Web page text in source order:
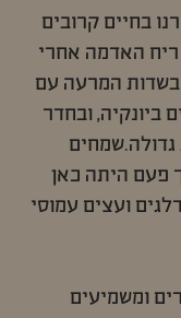
בחיים קרובים
האדמה אחרי
בשדות המרעה עם
ביונקיה, ובחדר
פעם היתה כאן
ועצים עמוסי
ומשמיעים